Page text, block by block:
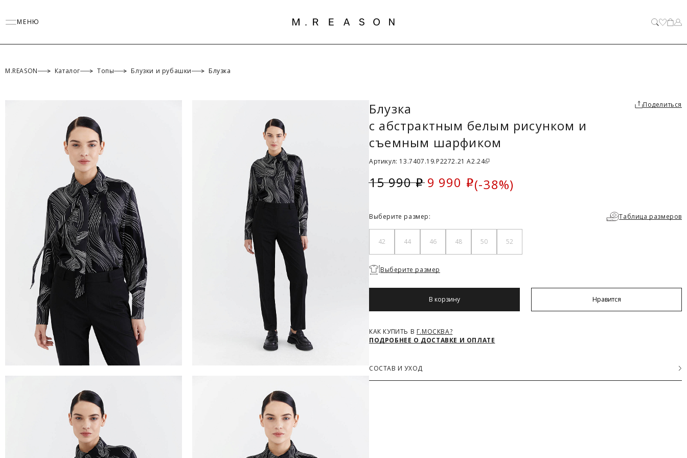
МЕНЮ
M.REASON Каталог Топы Блузки и рубашки Блузка
Блузка
с абстрактным белым рисунком и
съемным шарфиком
Поделиться
Артикул: 13.7407.19.P2272.21 A2.24
15 990i 9 990 i(-38%)
Выберите размер: Таблица размеров
42 44 46 48 50 52
Необходимо
выбрать
Выберите размер
В корзину Нравится
КАК КУПИТЬ В Г.МОСКВА?
ПОДРОБНЕЕ О ДОСТАВКЕ И ОПЛАТЕ
СОСТАВ И УХОД
ТАБЛИЦА РАЗМЕРОВ